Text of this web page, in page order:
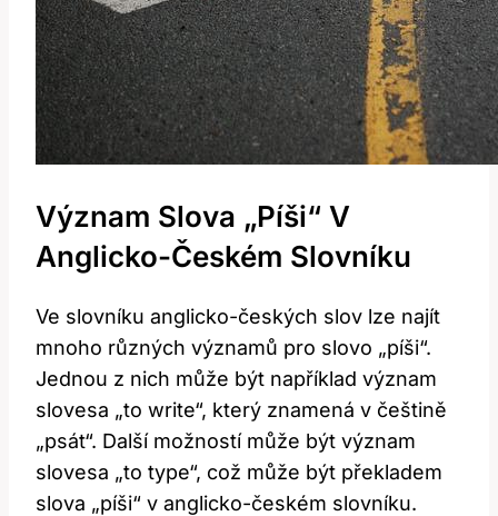
Význam Slova „píši“ V
Anglicko-Českém Slovníku
Ve slovníku anglicko-českých slov lze najít
mnoho různých významů pro slovo „píši“.
Jednou z nich může být například význam
slovesa „to write“, který znamená v češtině
„psát“. Další možností může být význam
slovesa „to type“, což může být překladem
slova „píši“ v anglicko-českém slovníku.